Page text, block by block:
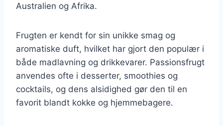
Australien og Afrika.
Frugten er kendt for sin unikke smag og
aromatiske duft, hvilket har gjort den populær i
både madlavning og drikkevarer. Passionsfrugt
anvendes ofte i desserter, smoothies og
cocktails, og dens alsidighed gør den til en
favorit blandt kokke og hjemmebagere.